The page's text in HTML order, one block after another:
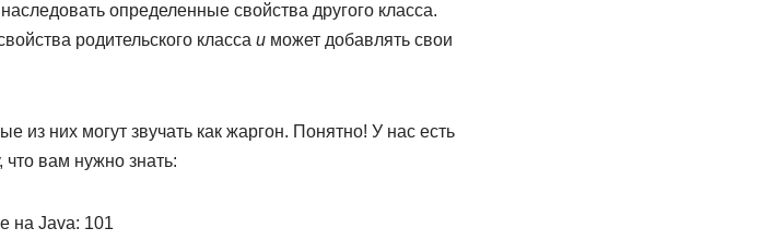
определенные свойства другого класса.
родительского класса иможет добавлять свои
из них могут звучать как жаргон. Понятно! У нас есть
что вам нужно знать:
на Java: 101